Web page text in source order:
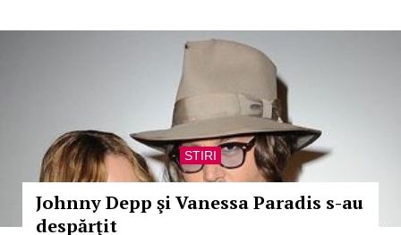
STIRI
Johnny Depp şi Vanessa Paradis s-au
despărţit